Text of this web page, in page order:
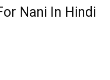
Nani In Hindi